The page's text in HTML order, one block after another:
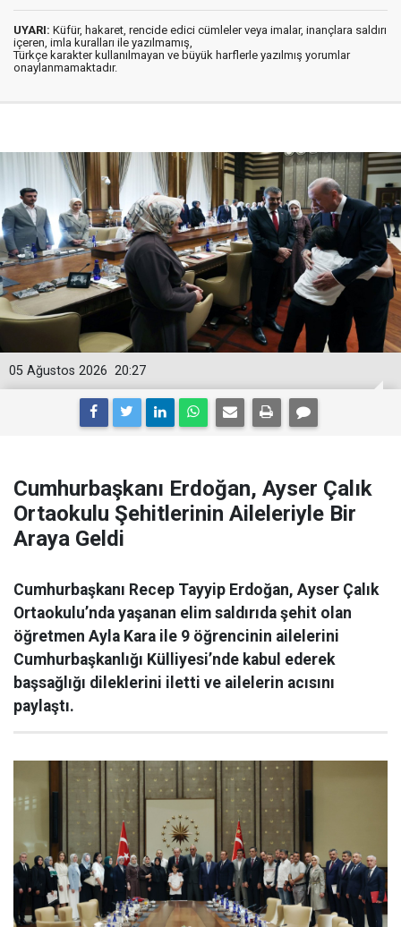
UYARI: Küfür, hakaret, rencide edici cümleler veya imalar, inançlara saldırı
içeren, imla kuralları ile yazılmamış,
Türkçe karakter kullanılmayan ve büyük harflerle yazılmış yorumlar
onaylanmamaktadır.
20:27
05 Ağustos 2026
Cumhurbaşkanı Erdoğan, Ayser Çalık
Ortaokulu Şehitlerinin Aileleriyle Bir
Araya Geldi
Cumhurbaşkanı Recep Tayyip Erdoğan, Ayser Çalık
Ortaokulu’nda yaşanan elim saldırıda şehit olan
öğretmen Ayla Kara ile 9 öğrencinin ailelerini
Cumhurbaşkanlığı Külliyesi’nde kabul ederek
başsağlığı dileklerini iletti ve ailelerin acısını
paylaştı.